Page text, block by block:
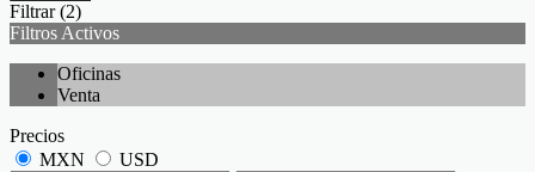
Filtrar (2)
Filtros Activos
Oficinas
Venta
Precios
MXN
USD